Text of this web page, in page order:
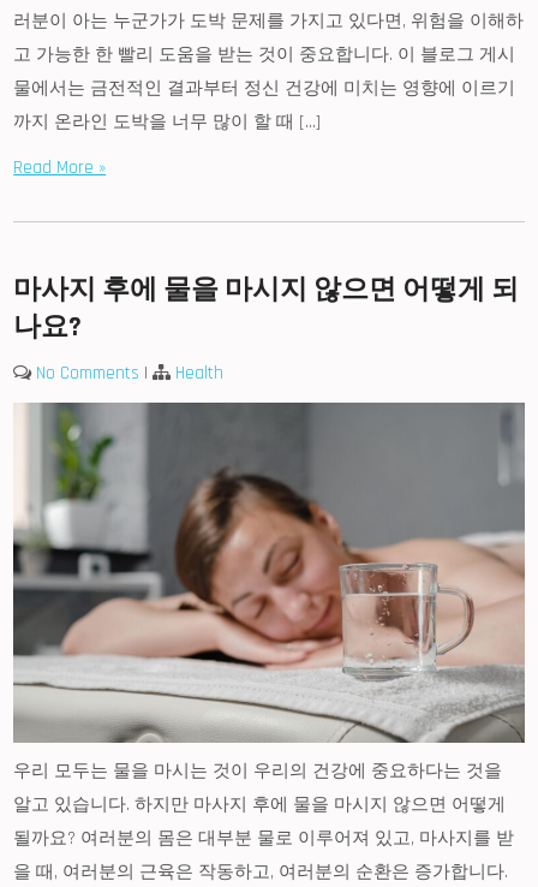
러분이 아는 누군가가 도박 문제를 가지고 있다면, 위험을 이해하
고 가능한 한 빨리 도움을 받는 것이 중요합니다. 이 블로그 게시
물에서는 금전적인 결과부터 정신 건강에 미치는 영향에 이르기
까지 온라인 도박을 너무 많이 할 때 […]
Read More »
마사지 후에 물을 마시지 않으면 어떻게 되
나요?
No Comments | Health
우리 모두는 물을 마시는 것이 우리의 건강에 중요하다는 것을
알고 있습니다. 하지만 마사지 후에 물을 마시지 않으면 어떻게
될까요? 여러분의 몸은 대부분 물로 이루어져 있고, 마사지를 받
을 때, 여러분의 근육은 작동하고, 여러분의 순환은 증가합니다.